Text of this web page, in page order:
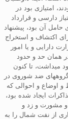
امتیازی بود در
دارسی و قرارداد
حامل آن بود، پیشنهاد
اکتشاف و استخراج
دارایی و یا امور
همان حد و حدود
میداشت، تا کنون
ضد شوروی در
و اوضاع و احوالی که
ایجاد شده بود،
و مشورت و زد و
از نفت شمال را به